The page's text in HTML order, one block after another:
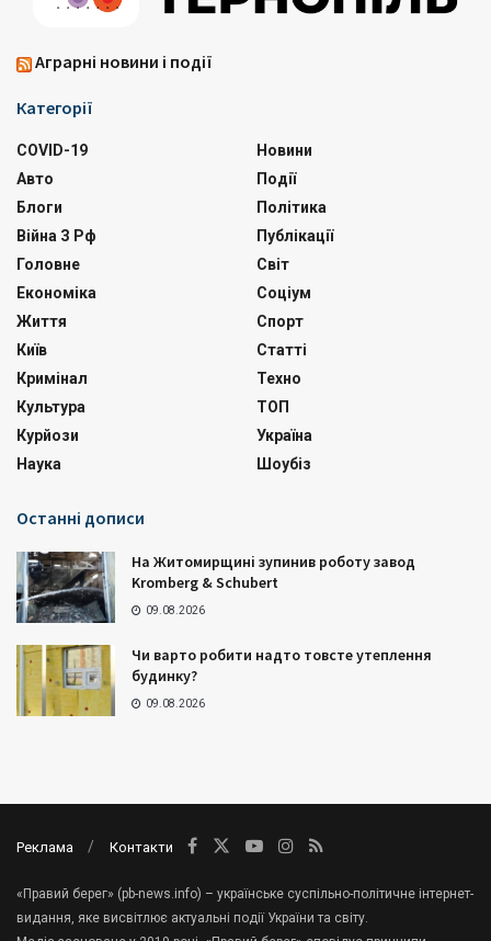
Аграрні новини і події
Категорії
COVID-19
Авто
Блоги
Війна З Рф
Головне
Економіка
Життя
Київ
Кримінал
Культура
Курйози
Наука
Новини
Події
Політика
Публікації
Світ
Соціум
Спорт
Статті
Техно
ТОП
Україна
Шоубіз
Останні дописи
На Житомирщині зупинив роботу завод
Kromberg & Schubert
09.08.2026
Чи варто робити надто товсте утеплення
будинку?
09.08.2026
Реклама Контакти
«Правий берег» (pb-news.info) – українське суспільно-політичне інтернет-
видання, яке висвітлює актуальні події України та світу.